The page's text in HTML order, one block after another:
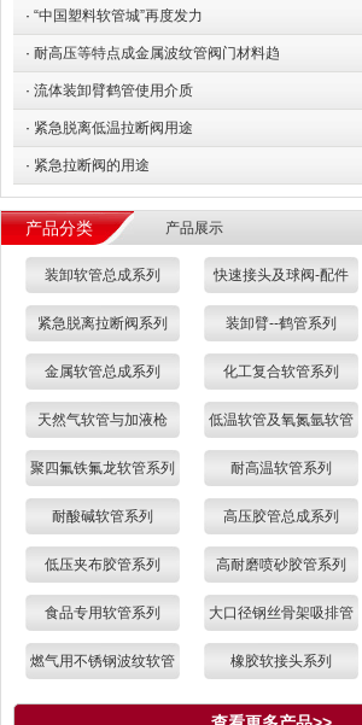
· “中国塑料软管城”再度发力
· 耐高压等特点成金属波纹管阀门材料趋
· 流体装卸臂鹤管使用介质
· 紧急脱离低温拉断阀用途
· 紧急拉断阀的用途
产品分类 产品展示
装卸软管总成系列 快速接头及球阀-配件
紧急脱离拉断阀系列 装卸臂--鹤管系列
金属软管总成系列 化工复合软管系列
天然气软管与加液枪 低温软管及氧氮氩软管
聚四氟铁氟龙软管系列 耐高温软管系列
耐酸碱软管系列 高压胶管总成系列
低压夹布胶管系列 高耐磨喷砂胶管系列
食品专用软管系列 大口径钢丝骨架吸排管
燃气用不锈钢波纹软管 橡胶软接头系列